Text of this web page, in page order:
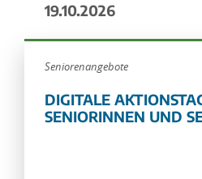
19.10.2026
Seniorenangebote
DIGITALE
SENIORINNEN UND